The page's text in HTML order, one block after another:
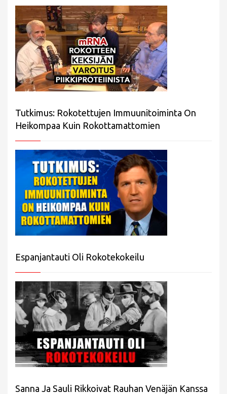
Tutkimus: Rokotettujen Immuunitoiminta On
Heikompaa Kuin Rokottamattomien
Espanjantauti Oli Rokotekokeilu
Sanna Ja Sauli Rikkoivat Rauhan Venäjän Kanssa